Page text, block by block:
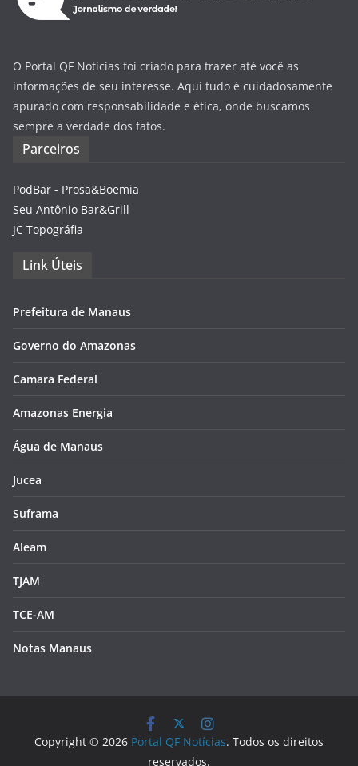
O Portal QF Notícias foi criado para trazer até você as
informações de seu interesse. Aqui tudo é cuidadosamente
apurado com responsabilidade e ética, onde buscamos
sempre a verdade dos fatos.
Parceiros
PodBar - Prosa&Boemia
Seu Antônio Bar&Grill
JC Topográfia
Link Úteis
Prefeitura de Manaus
Governo do Amazonas
Camara Federal
Amazonas Energia
Água de Manaus
Jucea
Suframa
Aleam
TJAM
TCE-AM
Notas Manaus
Copyright © 2026 Portal QF Notícias. Todos os direitos
reservados.